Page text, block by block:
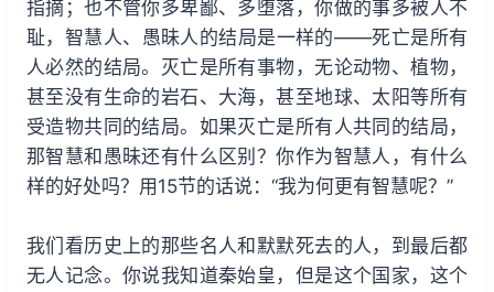
指摘；也不管你多卑鄙、多堕落，你做的事多被人不
耻，智慧人、愚昧人的结局是一样的——死亡是所有
人必然的结局。灭亡是所有事物，无论动物、植物，
甚至没有生命的岩石、大海，甚至地球、太阳等所有
受造物共同的结局。如果灭亡是所有人共同的结局，
那智慧和愚昧还有什么区别？你作为智慧人，有什么
样的好处吗？用15节的话说：“我为何更有智慧呢？”
我们看历史上的那些名人和默默死去的人，到最后都
无人记念。你说我知道秦始皇，但是这个国家，这个